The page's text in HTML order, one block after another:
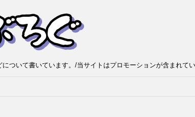
ついて書いています。/当サイトはプロモーションが含まれて